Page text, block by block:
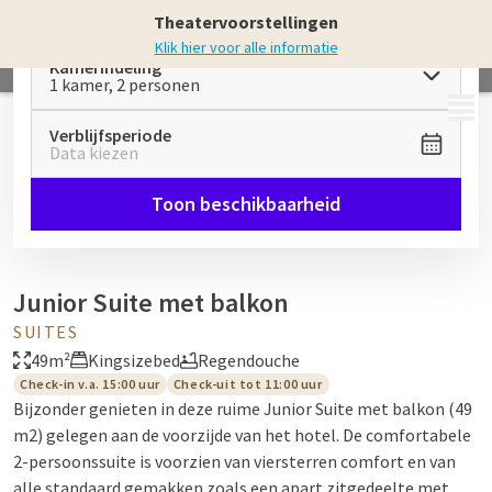
Theatervoorstellingen
Klik hier voor alle informatie
MENU
Kamerindeling
1 kamer, 2 personen
Verblijfsperiode
Data kiezen
Toon beschikbaarheid
Junior Suite met balkon
SUITES
49m²
Kingsizebed Regendouche
Check-in v.a. 15:00 uur Check-uit tot 11:00 uur
Bijzonder genieten in deze ruime Junior Suite met balkon (49
m2) gelegen aan de voorzijde van het hotel. De comfortabele
2-persoonssuite is voorzien van viersterren comfort en van
alle standaard gemakken zoals een apart zitgedeelte met